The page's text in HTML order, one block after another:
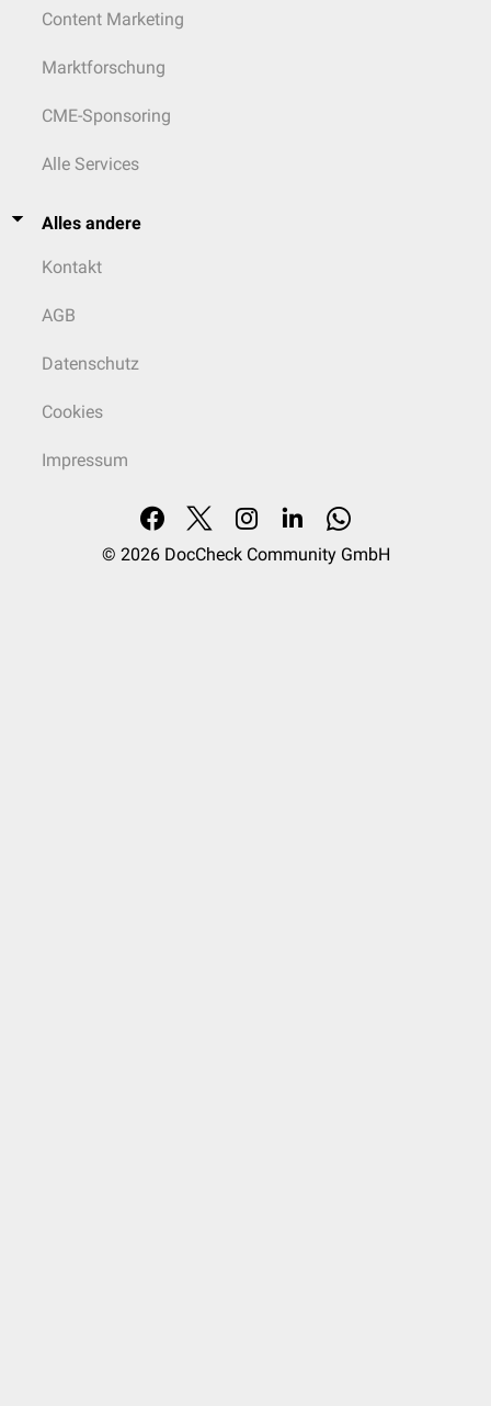
Content Marketing
Marktforschung
CME-Sponsoring
Alle Services
Alles andere
Kontakt
AGB
Datenschutz
Cookies
Impressum
© 2026 DocCheck Community GmbH